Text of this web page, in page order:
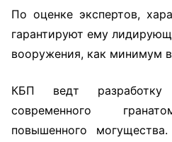
По оценке экспертов,
гарантируют ему
вооружения, как минимум в
КБП ведт
современного
повышенного